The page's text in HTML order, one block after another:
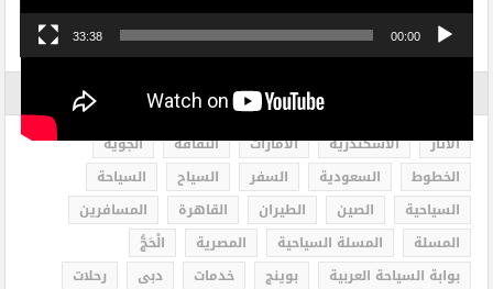
00:00
33:38
الاثار الاسكندرية الامارات الثقافة
الجوية
الخطوط
السعودية السفر السياح
السياحة
السياحية
الصين الطيران القاهرة
المسافرين
المسلة
المسلة السياحية المصرية
الْحَجُّ
بوابة السياحة العربية
بوينج خدمات دبى
رحلات